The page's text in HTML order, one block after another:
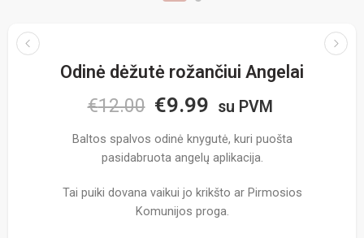
Odinė dėžutė rožančiui Angelai
€12.00 €9.99 su PVM
Baltos spalvos odinė knygutė, kuri puošta
pasidabruota angelų aplikacija.
Tai puiki dovana vaikui jo krikšto ar Pirmosios
Komunijos proga.